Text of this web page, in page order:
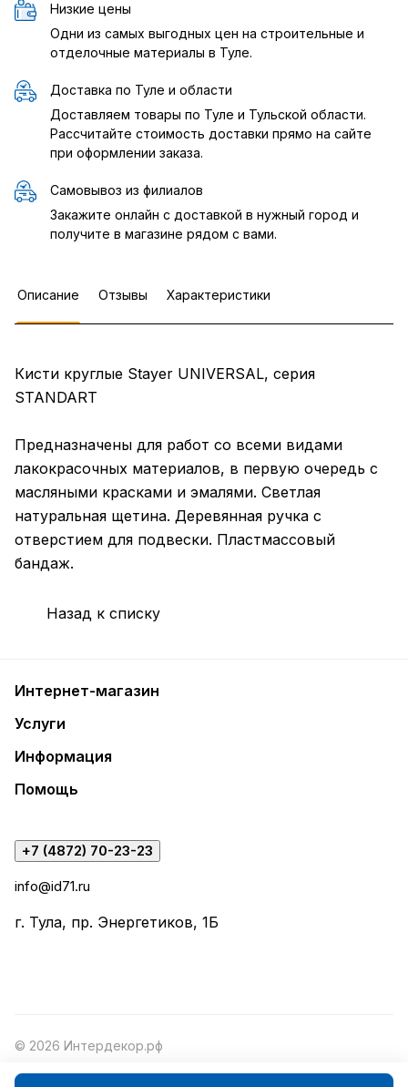
Низкие цены
Одни из самых выгодных цен на строительные и
отделочные материалы в Туле.
Доставка по Туле и области
Доставляем товары по Туле и Тульской области.
Рассчитайте стоимость доставки прямо на сайте
при оформлении заказа.
Самовывоз из филиалов
Закажите онлайн с доставкой в нужный город и
получите в магазине рядом с вами.
Описание Отзывы Характеристики
Кисти круглые Stayer UNIVERSAL, серия
STANDART
Предназначены для работ со всеми видами
лакокрасочных материалов, в первую очередь с
масляными красками и эмалями. Светлая
натуральная щетина. Деревянная ручка с
отверстием для подвески. Пластмассовый
бандаж.
Назад к списку
Интернет-магазин
Услуги
Информация
Помощь
+7 (4872) 70-23-23
info@id71.ru
г. Тула, пр. Энергетиков, 1Б
© 2026 Интердекор.рф